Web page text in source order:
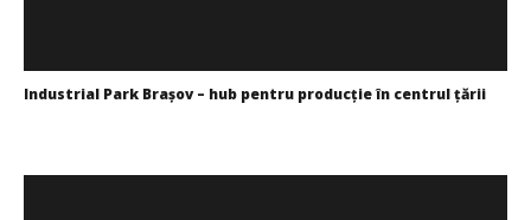
Industrial Park Braşov – hub pentru producţie în centrul ţării